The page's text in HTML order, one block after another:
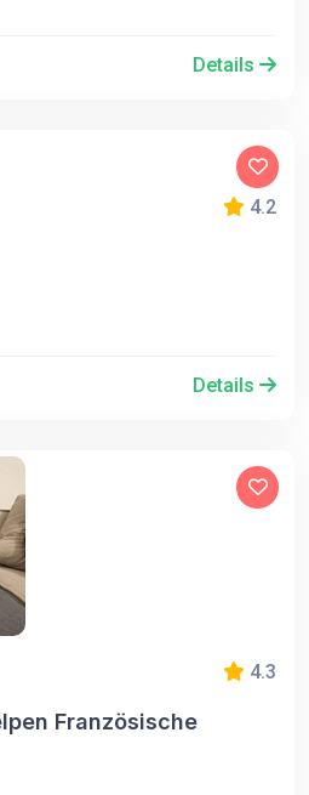
Details
4.2
Details
4.3
Französische